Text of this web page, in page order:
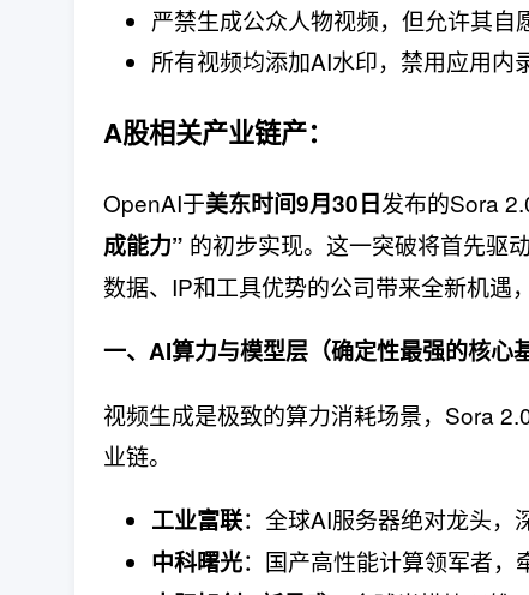
严禁生成公众人物视频，但允许其自
所有视频均添加AI水印，禁用应用内
A股相关产业链产：
OpenAI于美东时间9月30日发布的Sora
成能力”​ 的初步实现。这一突破将首先驱
数据、IP和工具优势的公司带来全新机遇
一、AI算力与模型层（确定性最强的核心
视频生成是极致的算力消耗场景，Sora
业链。
工业富联：全球AI服务器绝对龙头，
中科曙光：国产高性能计算领军者，